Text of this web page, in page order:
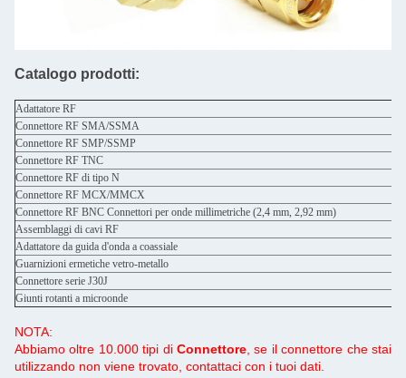
Catalogo prodotti:
Adattatore RF
Connettore RF SMA/SSMA
Connettore RF SMP/SSMP
Connettore RF TNC
Connettore RF di tipo N
Connettore RF MCX/MMCX
Connettore RF BNC Connettori per onde millimetriche (2,4 mm, 2,92 mm)
Assemblaggi di cavi RF
Adattatore da guida d'onda a coassiale
Guarnizioni ermetiche vetro-metallo
Connettore serie J30J
Giunti rotanti a microonde
NOTA:
Abbiamo oltre 10.000 tipi di Connettore , se il connettore che stai
utilizzando non viene trovato, contattaci con i tuoi dati.